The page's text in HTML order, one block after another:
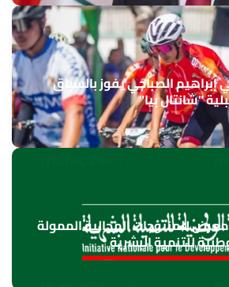
إبراهيم الصباحي يفوز بالسباق
"شانتال بيا"
للمنتوجات المجالية الممولة
للتنمية البشرية